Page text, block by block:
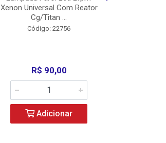
Xenon Universal Com Reator
Cg/Titan ...
Código: 22756
R$ 90,00
Adicionar